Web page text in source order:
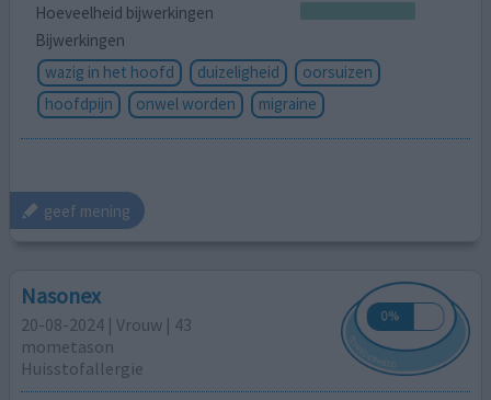
Hoeveelheid bijwerkingen
Bijwerkingen
wazig in het hoofd
duizeligheid
oorsuizen
hoofdpijn
onwel worden migraine
geef mening
Nasonex
20-08-2024 | Vrouw | 43
mometason
Huisstofallergie